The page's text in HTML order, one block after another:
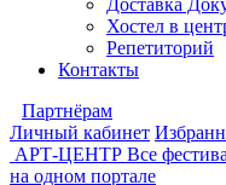
Доставка
Хостел в
Репетиторий
Контакты
Партнёрам
Личный кабинет
АРТ-ЦЕНТР Все
на одном портале